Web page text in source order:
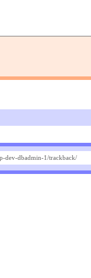
dev-dbadmin-1/trackback/